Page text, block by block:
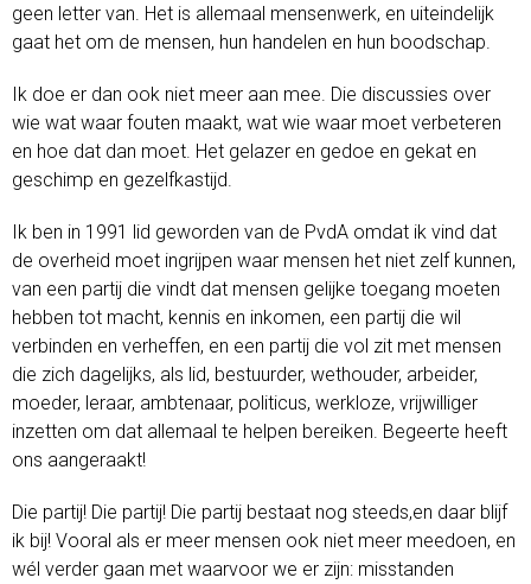
geen letter van. Het is allemaal mensenwerk, en uiteindelijk
gaat het om de mensen, hun handelen en hun boodschap.
Ik doe er dan ook niet meer aan mee. Die discussies over
wie wat waar fouten maakt, wat wie waar moet verbeteren
en hoe dat dan moet. Het gelazer en gedoe en gekat en
geschimp en gezelfkastijd.
Ik ben in 1991 lid geworden van de PvdA omdat ik vind dat
de overheid moet ingrijpen waar mensen het niet zelf kunnen,
van een partij die vindt dat mensen gelijke toegang moeten
hebben tot macht, kennis en inkomen, een partij die wil
verbinden en verheffen, en een partij die vol zit met mensen
die zich dagelijks, als lid, bestuurder, wethouder, arbeider,
moeder, leraar, ambtenaar, politicus, werkloze, vrijwilliger
inzetten om dat allemaal te helpen bereiken. Begeerte heeft
ons aangeraakt!
Die partij! Die partij! Die partij bestaat nog steeds,en daar blijf
ik bij! Vooral als er meer mensen ook niet meer meedoen, en
wél verder gaan met waarvoor we er zijn: misstanden